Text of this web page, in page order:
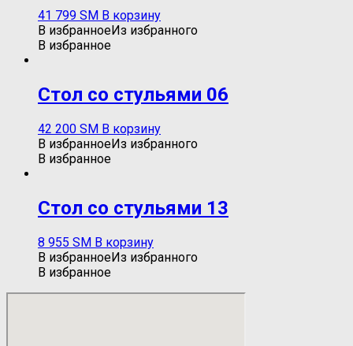
41 799 ЅМ В корзину
В избранноеИз избранного
В избранное
Стол со стульями 06
42 200 ЅМ В корзину
В избранноеИз избранного
В избранное
Стол со стульями 13
8 955 ЅМ В корзину
В избранноеИз избранного
В избранное